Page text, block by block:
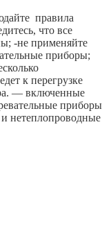
правила
что все
-не применяйте
приборы;
к перегрузке
— включенные
приборы
и нетеплопроводные